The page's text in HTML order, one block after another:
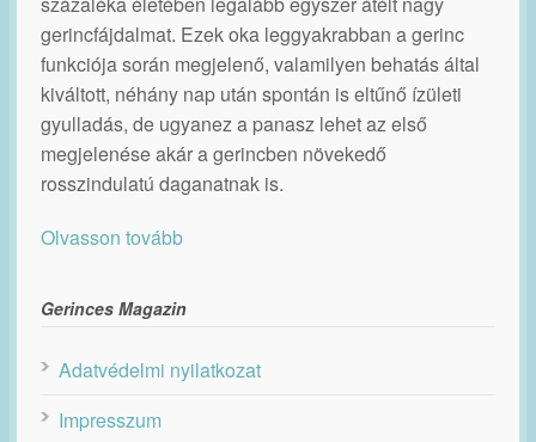
gerincfájdalmat. Ezek oka leggyakrabban a gerinc
funkciója során megjelenő, valamilyen behatás által
kiváltott, néhány nap után spontán is eltűnő ízületi
gyulladás, de ugyanez a panasz lehet az első
megjelenése akár a gerincben növekedő
rosszindulatú daganatnak is.
Olvasson tovább
Gerinces Magazin
Adatvédelmi nyilatkozat
Impresszum